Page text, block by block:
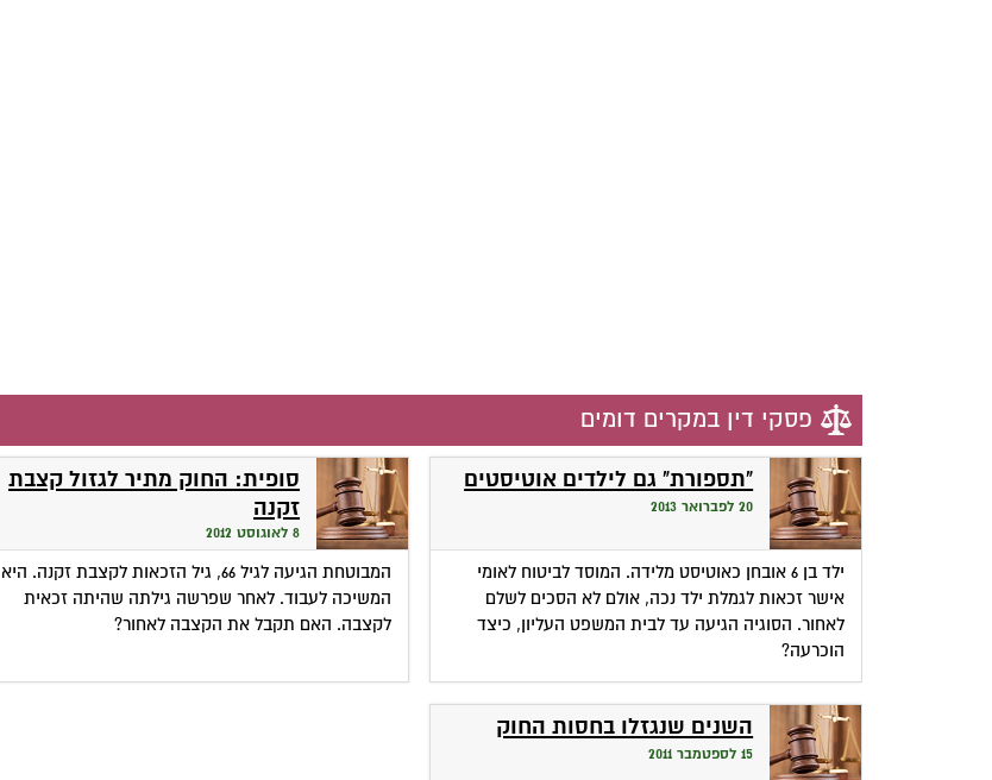
פסקי דין במקרים דומים
"תספורת" גם לילדים אוטיסטים
20 לפברואר 2013
ילד בן 6 אובחן כאוטיסט מלידה. המוסד לביטוח לאומי
אישר זכאות לגמלת ילד נכה, אולם לא הסכים לשלם
לאחור. הסוגיה הגיעה עד לבית המשפט העליון, כיצד
הוכרעה?
סופית: החוק מתיר לגזול קצבת
זקנה
8 לאוגוסט 2012
המבוטחת הגיעה לגיל 66, גיל הזכאות לקצבת זקנה. היא
המשיכה לעבוד. לאחר שפרשה גילתה שהיתה זכאית
לקצבה. האם תקבל את הקצבה לאחור?
השנים שנגזלו בחסות החוק
15 לספטמבר 2011